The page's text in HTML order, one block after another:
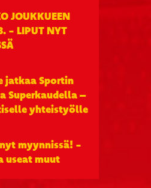
JOUKKUEEN
- LIPUT NYT
jatkaa Sportin
Superkaudella –
yhteistyölle
myynnissä! -
useat muut